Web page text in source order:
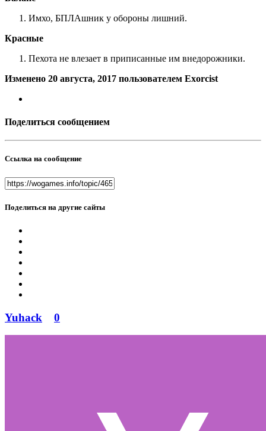
Имхо, БПЛАшник у обороны лишний.
Красные
Пехота не влезает в приписанные им внедорожники.
Изменено 20 августа, 2017 пользователем Exorcist
Поделиться сообщением
Ссылка на сообщение
Поделиться на другие сайты
Yuhack 0